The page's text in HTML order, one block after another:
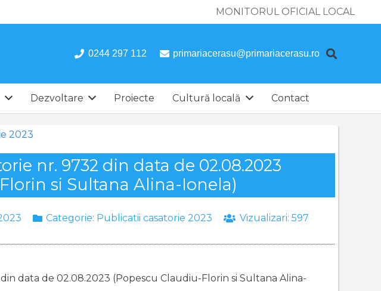
MONITORUL OFICIAL LOCAL
0244 297 112 primariacerasu@primariacerasu.ro
Dezvoltare Proiecte Cultură locală Contact
2023
nr. 9732 din data de 02.08.2023
si Sultana Alina-Ionela)
Categorie: Publicatii casatorie 2023 Vizualizari: 597
data de 02.08.2023 (Popescu Claudiu-Florin si Sultana Alina-